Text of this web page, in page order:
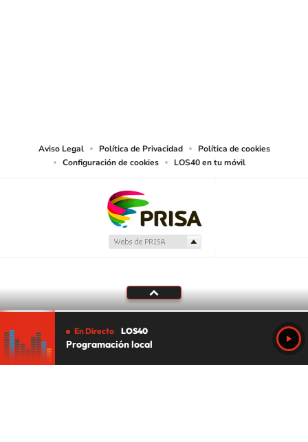
Aviso Legal Política de Privacidad
Política de cookies
Configuración de cookies
LOS40 en tu móvil
En Directo LOS40
Programación local